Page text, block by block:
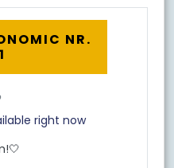
NR.
1
right now